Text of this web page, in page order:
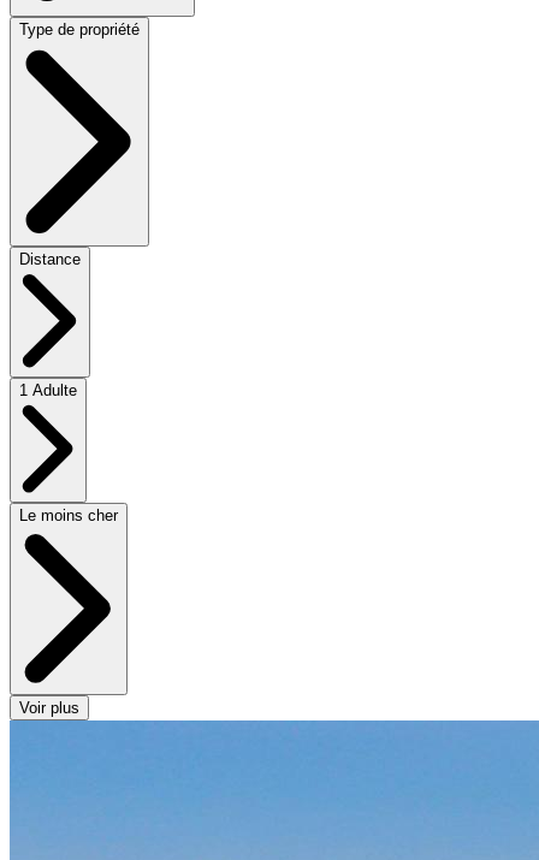
Type de propriété
Distance
1 Adulte
Le moins cher
Voir plus